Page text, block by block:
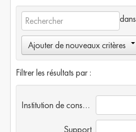
dans
Ajouter de nouveaux critères
Filtrer les résultats par :
Institution de conservation
Support